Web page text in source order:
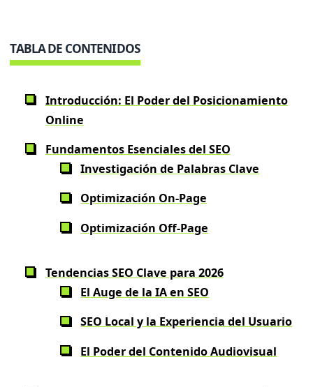
TABLA DE CONTENIDOS
Introducción: El Poder del Posicionamiento
Online
Fundamentos Esenciales del SEO
Investigación de Palabras Clave
Optimización On-Page
Optimización Off-Page
Tendencias SEO Clave para 2026
El Auge de la IA en SEO
SEO Local y la Experiencia del Usuario
El Poder del Contenido Audiovisual